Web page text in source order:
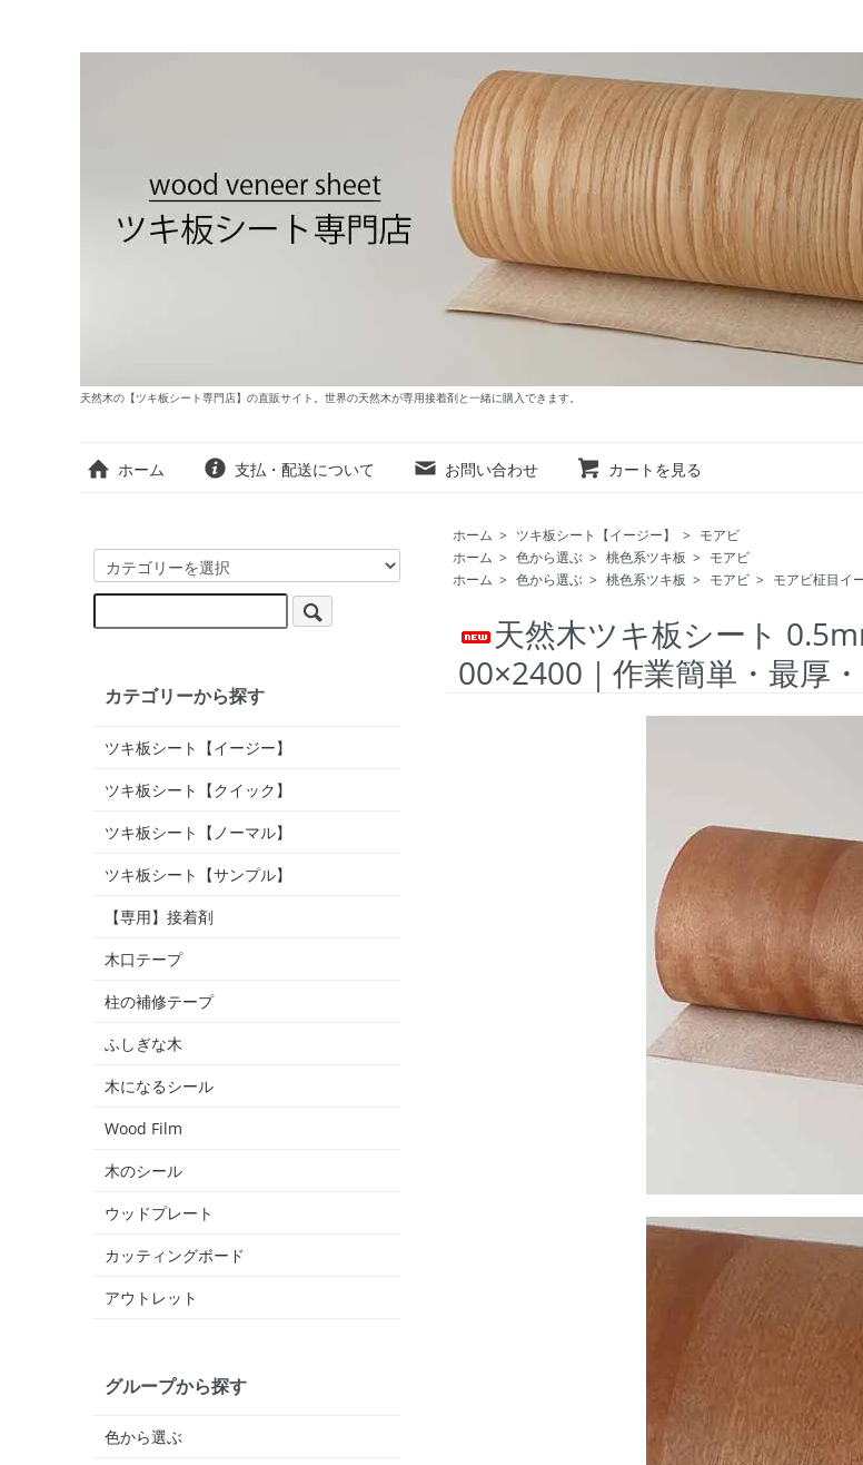
天然木の【ツキ板シート専門店】の直販サイト。世界の天然木が専用接着剤と一緒に購入できます。
ホーム 支払・配送について お問い合わせ カートを見る
ホーム > ツキ板シート【イージー】 > モアビ
ホーム > 色から選ぶ > 桃色系ツキ板 > モアビ
ホーム > 色から選ぶ > 桃色系ツキ板 > モアビ > モアビ柾目イ
天然木ツキ板シート
00×2400｜作業簡単・最厚
カテゴリーから探す
ツキ板シート【イージー】
ツキ板シート【クイック】
ツキ板シート【ノーマル】
ツキ板シート【サンプル】
【専用】接着剤
木口テープ
柱の補修テープ
ふしぎな木
木になるシール
Wood Film
木のシール
ウッドプレート
カッティングボード
アウトレット
グループから探す
色から選ぶ